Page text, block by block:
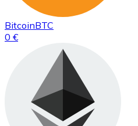
BitcoinBTC
0 €